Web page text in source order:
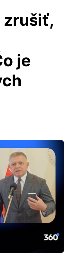
zrušiť,
je